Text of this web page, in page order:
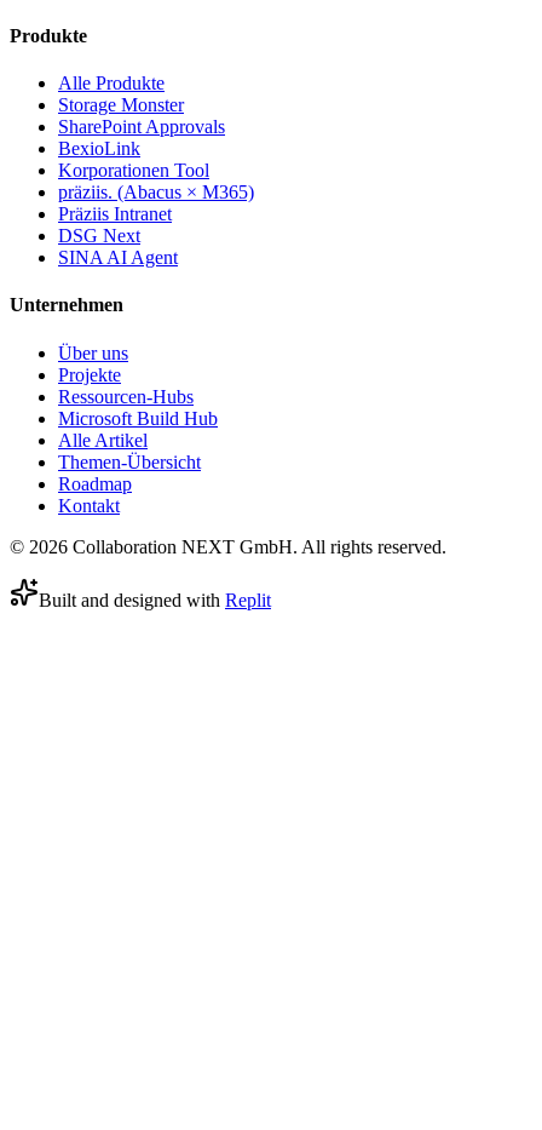
Produkte
Alle Produkte
Storage Monster
SharePoint Approvals
BexioLink
Korporationen Tool
präziis. (Abacus × M365)
Präziis Intranet
DSG Next
SINA AI Agent
Unternehmen
Über uns
Projekte
Ressourcen-Hubs
Microsoft Build Hub
Alle Artikel
Themen-Übersicht
Roadmap
Kontakt
© 2026 Collaboration NEXT GmbH. All rights reserved.
Built and designed with Replit